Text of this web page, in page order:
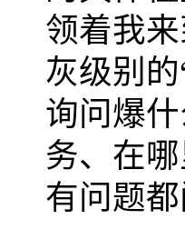
领着我
灰级别
询问爆
务、在
有问题